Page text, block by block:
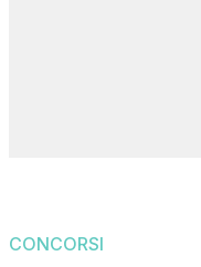
CONCORSI